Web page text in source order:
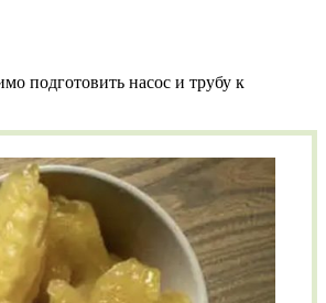
подготовить насос и трубу к